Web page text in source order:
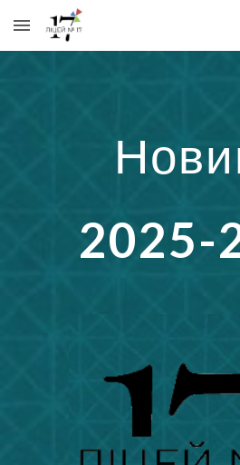
Skip to main content
2025-